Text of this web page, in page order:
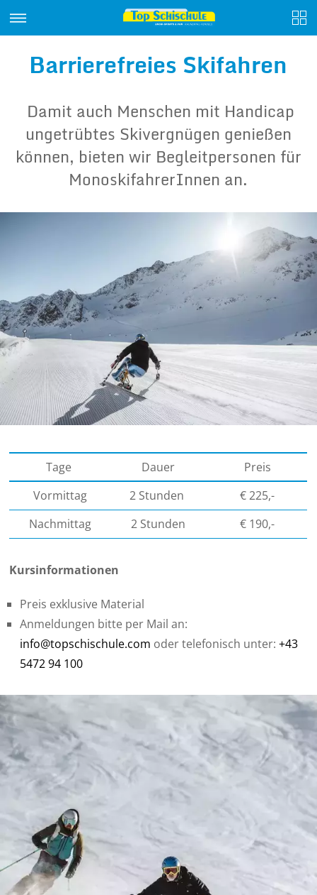
Barrierefreies Skifahren
Damit auch Menschen mit Handicap
ungetrübtes Skivergnügen genießen
können, bieten wir Begleitpersonen für
MonoskifahrerInnen an.
Tage Dauer
Preis
Vormittag
2 Stunden
€ 225,-
Nachmittag
2 Stunden € 190,-
Kursinformationen
Preis exklusive Material
Anmeldungen bitte per Mail an:
info@topschischule.com oder telefonisch unter:+43
5472 94 100